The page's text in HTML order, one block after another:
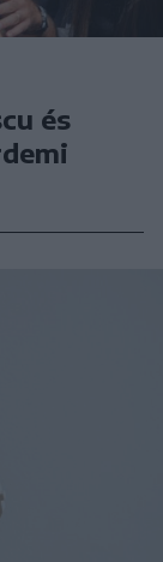
és